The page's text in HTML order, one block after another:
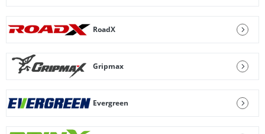
RoadX
Gripmax
Evergreen